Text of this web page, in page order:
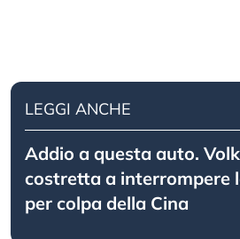
LEGGI ANCHE
Addio a questa auto.
costretta a interrompere
per colpa della Cina